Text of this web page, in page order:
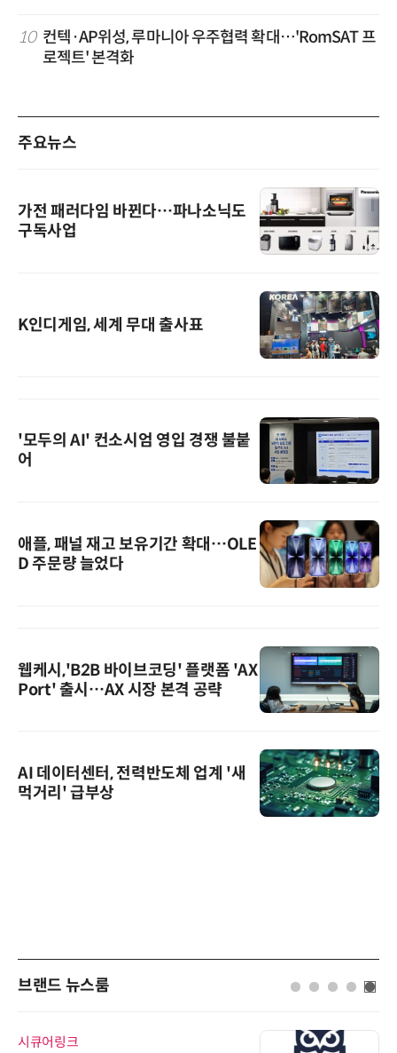
10 컨텍·AP위성, 루마니아 우주협력 확대…'RomSAT 프
로젝트' 본격화
주요뉴스
가전 패러다임 바뀐다…파나소닉도
구독사업
K인디게임, 세계 무대 출사표
'모두의 AI' 컨소시엄 영입 경쟁 불붙
어
애플, 패널 재고 보유기간 확대…OLE
D 주문량 늘었다
웹케시,'B2B 바이브코딩' 플랫폼 'AX
Port' 출시…AX 시장 본격 공략
AI 데이터센터, 전력반도체 업계 '새
먹거리' 급부상
브랜드 뉴스룸
시큐어링크